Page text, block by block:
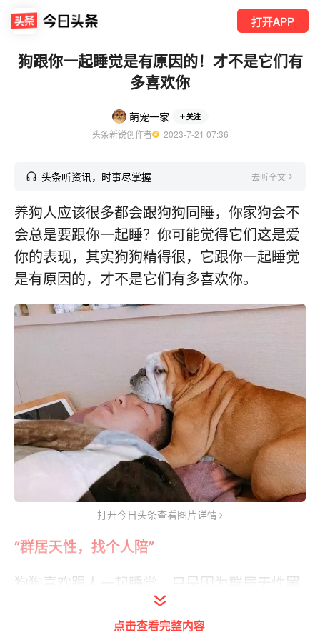
打开APP
狗跟你一起睡觉是有原因的！才不是它们有
多喜欢你
萌宠一家 关注
头条新锐创作者
  2023-7-21 07:36
头条听资讯，时事尽掌握 去听全文
养狗人应该很多都会跟狗狗同睡，你家狗会不
会总是要跟你一起睡？你可能觉得它们这是爱
你的表现，其实狗狗精得很，它跟你一起睡觉
是有原因的，才不是它们有多喜欢你。
打开今日头条查看图片详情
“群居天性，找个人陪”
狗狗喜欢跟人一起睡觉，只是因为群居天性罢
了，家里也没别人了，就把你当做自己的伙
伴，一起睡觉，这样互相有个照应，才不是因
点击查看完整内容